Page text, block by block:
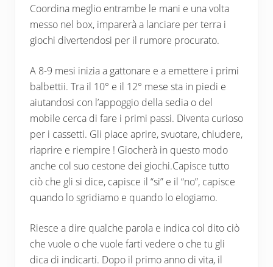
Coordina meglio entrambe le mani e una volta
messo nel box, imparerà a lanciare per terra i
giochi divertendosi per il rumore procurato.
A 8-9 mesi inizia a gattonare e a emettere i primi
balbettii. Tra il 10° e il 12° mese sta in piedi e
aiutandosi con l’appoggio della sedia o del
mobile cerca di fare i primi passi. Diventa curioso
per i cassetti. Gli piace aprire, svuotare, chiudere,
riaprire e riempire ! Giocherà in questo modo
anche col suo cestone dei giochi.Capisce tutto
ciò che gli si dice, capisce il “si” e il “no”, capisce
quando lo sgridiamo e quando lo elogiamo.
Riesce a dire qualche parola e indica col dito ciò
che vuole o che vuole farti vedere o che tu gli
dica di indicarti. Dopo il primo anno di vita, il